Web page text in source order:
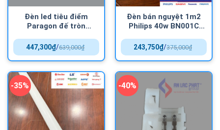
Đèn led tiêu điểm
Paragon đế tròn
vượt trội
639,000₫
/
447,300₫
Đèn bán nguyệt 1m2
Philips 40w BN001C
375,000₫
/
243,750₫
-35% -40%